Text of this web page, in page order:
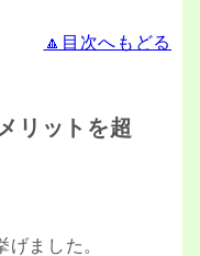
🔼目次へもどる
リットを超
ました。